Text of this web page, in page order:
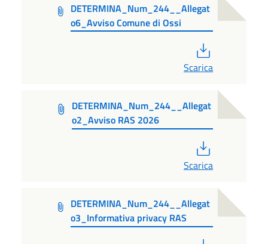
DETERMINA_Num_244__Allegat
o6_Avviso Comune di Ossi
Scarica
DETERMINA_Num_244__Allegat
o2_Avviso RAS 2026
Scarica
DETERMINA_Num_244__Allegat
o3_Informativa privacy RAS